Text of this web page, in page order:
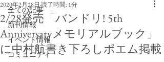
全ての記事
新刊情報
イベント情報
コミュニティ
2/28発売「バンドリ! 5th
Anniversaryメモリアルブック」
に中村航書き下ろしポエム掲載
2020年2月28日読了時間: 1分